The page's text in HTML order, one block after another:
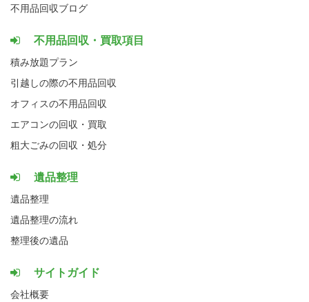
不用品回収ブログ
不用品回収・買取項目
積み放題プラン
引越しの際の不用品回収
オフィスの不用品回収
エアコンの回収・買取
粗大ごみの回収・処分
遺品整理
遺品整理
遺品整理の流れ
整理後の遺品
サイトガイド
会社概要